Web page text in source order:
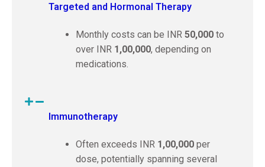
Targeted and Hormonal Therapy
Monthly costs can be INR 50,000 to
over INR 1,00,000, depending on
medications.
Immunotherapy
Often exceeds INR 1,00,000 per
dose, potentially spanning several